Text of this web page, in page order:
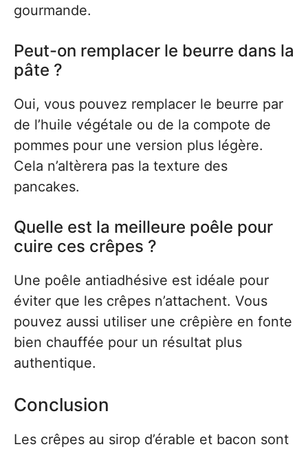
gourmande.
Peut-on remplacer le beurre dans la
pâte ?
Oui, vous pouvez remplacer le beurre par
de l’huile végétale ou de la compote de
pommes pour une version plus légère.
Cela n’altèrera pas la texture des
pancakes.
Quelle est la meilleure poêle pour
cuire ces crêpes ?
Une poêle antiadhésive est idéale pour
éviter que les crêpes n’attachent. Vous
pouvez aussi utiliser une crêpière en fonte
bien chauffée pour un résultat plus
authentique.
Conclusion
Les crêpes au sirop d’érable et bacon sont